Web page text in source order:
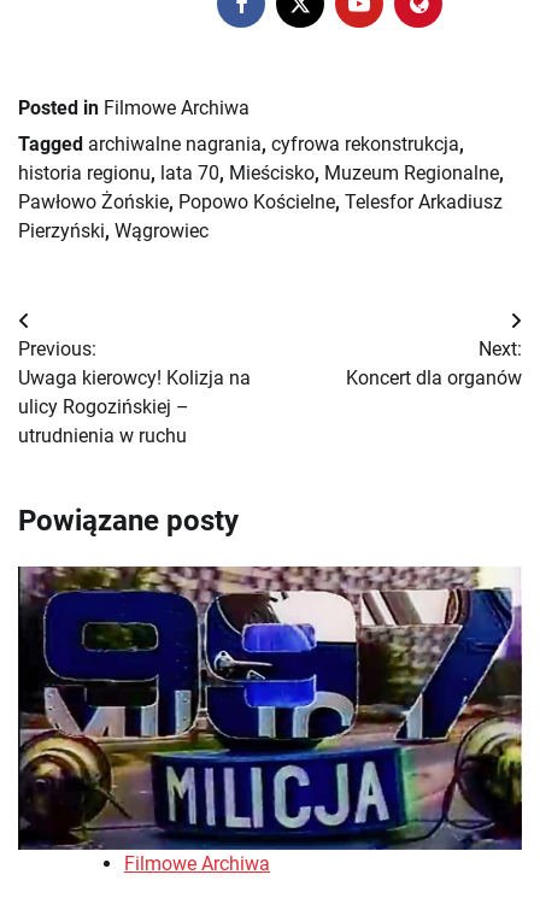
Posted in Filmowe Archiwa
Tagged archiwalne nagrania, cyfrowa rekonstrukcja,
historia regionu, lata 70, Mieścisko, Muzeum Regionalne,
Pawłowo Żońskie, Popowo Kościelne, Telesfor Arkadiusz
Pierzyński, Wągrowiec
Nawigacja
wpisu
Previous:
Uwaga kierowcy! Kolizja na
ulicy Rogozińskiej –
utrudnienia w ruchu
Next:
Koncert dla organów
Powiązane posty
Filmowe Archiwa